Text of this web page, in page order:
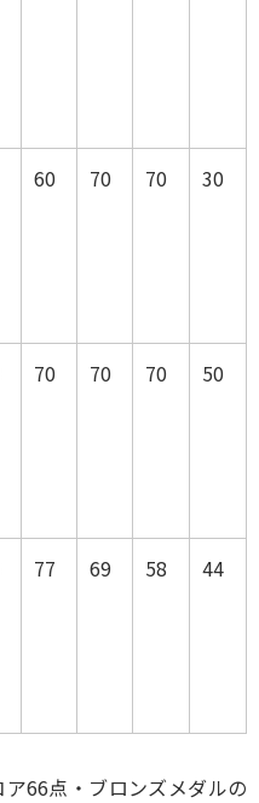
60 70 70 30
70 70 70 50
77 69 58 44
66点・ブロンズメダルの